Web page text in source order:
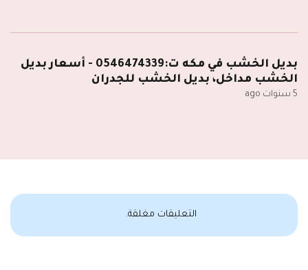
بديل الخشب في مكه ت:0546474339 - أسعار بديل
الخشب مداخل، بديل الخشب للجدران
5 سنوات ago
التعليقات مغلقة.